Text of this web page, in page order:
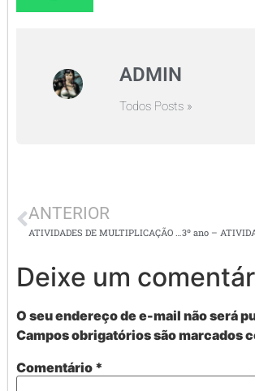
ADMIN
Todos Posts »
ANTERIOR
Deixe um
O seu endereço de e-mail não será
Campos obrigatórios são marcados
Comentário *